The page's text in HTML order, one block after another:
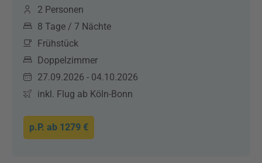
2 Personen
8 Tage / 7 Nächte
Frühstück
Doppelzimmer
27.09.2026 - 04.10.2026
inkl. Flug ab Köln-Bonn
p.P. ab 1279 €